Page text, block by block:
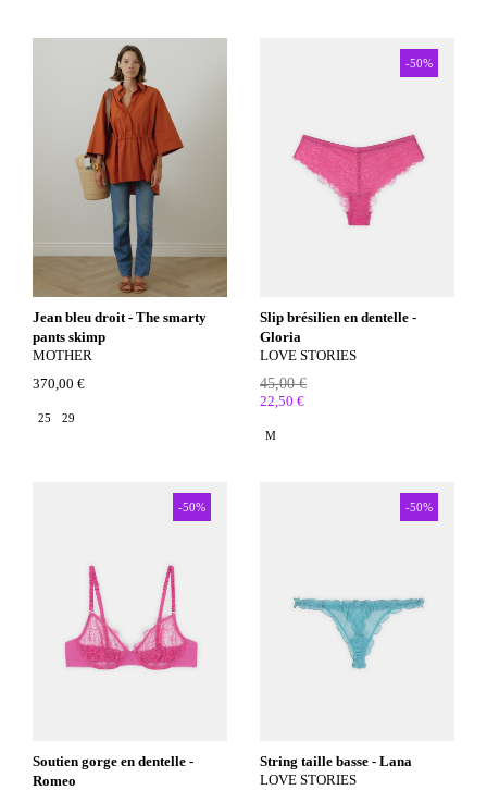
Jean bleu droit - The smarty
pants skimp
MOTHER
370,00 €
25 29
-50%
Slip brésilien en dentelle -
Gloria
LOVE STORIES
45,00 €
22,50 €
M
-50%
Soutien gorge en dentelle -
Romeo
-50%
String taille basse - Lana
LOVE STORIES